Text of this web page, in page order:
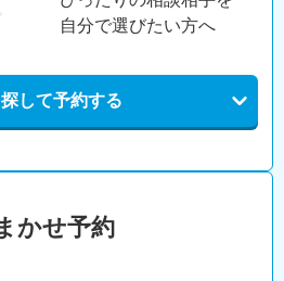
自分で選びたい方へ
して予約する
かせ予約